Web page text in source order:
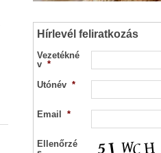
Hírlevél feliratkozás
Vezetékné
v *
Utónév *
Email *
Ellenőrzé